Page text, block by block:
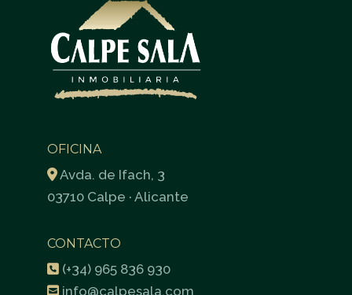
OFICINA
Avda. de Ifach, 3
03710 Calpe · Alicante
CONTACTO
(+34) 965 836 930
info@calpesala.com